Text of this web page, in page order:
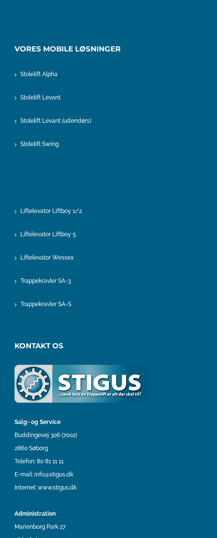
VORES MOBILE LØSNINGER
Stolelift Alpha
Stolelift Levant
Stolelift Levant (udendørs)
Stolelift Swing
Liftelevator Liftboy 1/2
Liftelevator Liftboy 5
Liftelevator Wessex
Trappekravler SA-3
Trappekravler SA-S
KONTAKT OS
Salg- og Service
Buddingevej 306 (7002)
2860 Søborg
Telefon: 80 81 11 11
E-mail: info@stigus.dk
Internet: www.stigus.dk
Administration
Marienborg Park 27